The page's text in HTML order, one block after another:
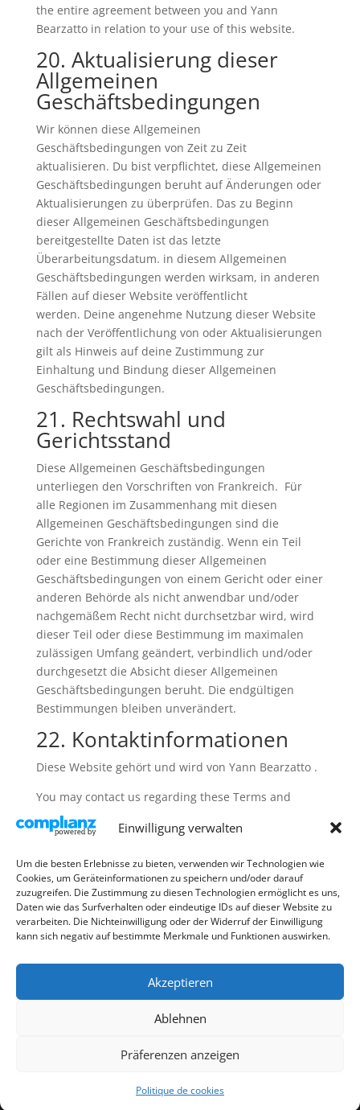
Einwilligung verwalten
Um die besten Erlebnisse zu bieten, verwenden wir Technologien wie
Cookies, um Geräteinformationen zu speichern und/oder darauf
zuzugreifen. Die Zustimmung zu diesen Technologien ermöglicht es uns,
Daten wie das Surfverhalten oder eindeutige IDs auf dieser Website zu
verarbeiten. Die Nichteinwilligung oder der Widerruf der Einwilligung
kann sich negativ auf bestimmte Merkmale und Funktionen auswirken.
Akzeptieren
Ablehnen
Präferenzen anzeigen
Politique de cookies
the entire agreement between you and Yann
Bearzatto in relation to your use of this website.
20. Aktualisierung dieser
Allgemeinen
Geschäftsbedingungen
Wir können diese Allgemeinen
Geschäftsbedingungen von Zeit zu Zeit
aktualisieren. Du bist verpflichtet, diese Allgemeinen
Geschäftsbedingungen beruht auf Änderungen oder
Aktualisierungen zu überprüfen. Das zu Beginn
dieser Allgemeinen Geschäftsbedingungen
bereitgestellte Daten ist das letzte
Überarbeitungsdatum. in diesem Allgemeinen
Geschäftsbedingungen werden wirksam, in anderen
Fällen auf dieser Website veröffentlicht
werden. Deine angenehme Nutzung dieser Website
nach der Veröffentlichung von oder Aktualisierungen
gilt als Hinweis auf deine Zustimmung zur
Einhaltung und Bindung dieser Allgemeinen
Geschäftsbedingungen.
21. Rechtswahl und
Gerichtsstand
Diese Allgemeinen Geschäftsbedingungen
unterliegen den Vorschriften von Frankreich. Für
alle Regionen im Zusammenhang mit diesen
Allgemeinen Geschäftsbedingungen sind die
Gerichte von Frankreich zuständig. Wenn ein Teil
oder eine Bestimmung dieser Allgemeinen
Geschäftsbedingungen von einem Gericht oder einer
anderen Behörde als nicht anwendbar und/oder
nachgemäßem Recht nicht durchsetzbar wird, wird
dieser Teil oder diese Bestimmung im maximalen
zulässigen Umfang geändert, verbindlich und/oder
durchgesetzt die Absicht dieser Allgemeinen
Geschäftsbedingungen beruht. Die endgültigen
Bestimmungen bleiben unverändert.
22. Kontaktinformationen
Diese Website gehört und wird von Yann Bearzatto .
You may contact us regarding these Terms and
Conditions through our
You can alsoDownloadour Terms and Conditions as
a PDF.
Cookie-Richtlinie (EU)
Impressum
Allgemeine Geschäftsbedingungen
©YANNTAXI.COM 2025-2026